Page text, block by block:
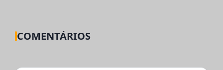
COMENTÁRIOS